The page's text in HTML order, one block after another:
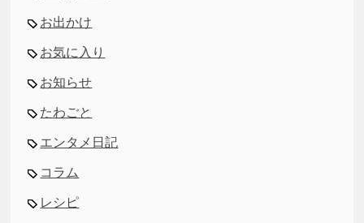
お出かけ
お気に入り
お知らせ
たわごと
エンタメ日記
コラム
レシピ